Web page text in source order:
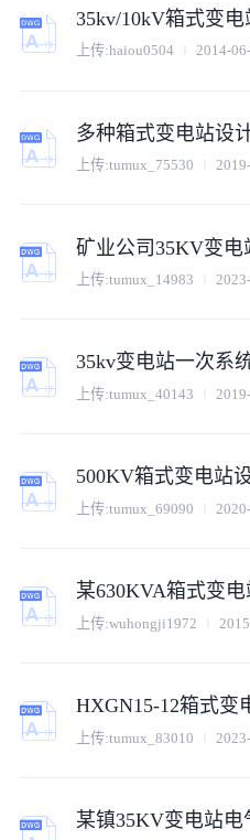
35kv/10kV箱式变
上传:haiou0504 2014-
多种箱式变电站设
上传:tumux_75530
矿业公司35KV变电
上传:tumux_14983
35kv变电站一次系
上传:tumux_40143
500KV箱式变电站
上传:tumux_69090
某630KVA箱式变
上传:wuhongji1972
HXGN15-12箱式变
上传:tumux_83010
某镇35KV变电站电